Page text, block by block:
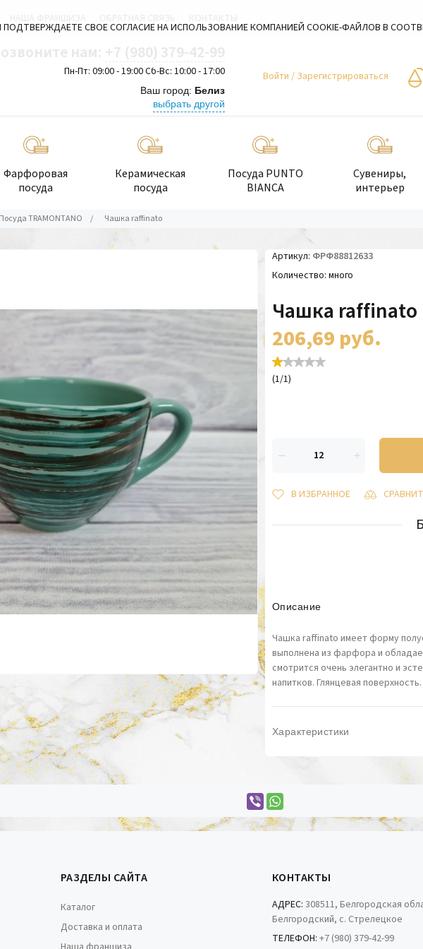
Пн-Пт: 09:00 - 19:00 Сб-Вс: 10:00 - 17:00
Ваш город: Белиз
выбрать другой
Войти / Зарегистрироваться
Фарфоровая
посуда
Керамическая
посуда
Посуда PUNTO
BIANCA
Сувениры,
интерьер
Посуда TRAMONTANO / Чашка raffinato
Артикул ФРФ88812633
Количество много
Чашка raffinato
206,69 руб.
(1/1)
В ИЗБРАННОЕ
Описание
Чашка raffinato имеет форму
выполнена из фарфора и
смотрится очень элегантно и
напитков. Глянцевая поверхность.
Характеристики
РАЗДЕЛЫ САЙТА
Каталог
Доставка и оплата
КОНТАКТЫ
АДРЕС: 308511, Белгородская
Белгородский, с. Стрелецкое
ТЕЛЕФОН: +7 (980) 379-42-99
СВОЕ СОГЛАСИЕ НА ИСПОЛЬЗОВАНИЕ КОМПАНИЕЙ COOKIE-ФАЙЛОВ В